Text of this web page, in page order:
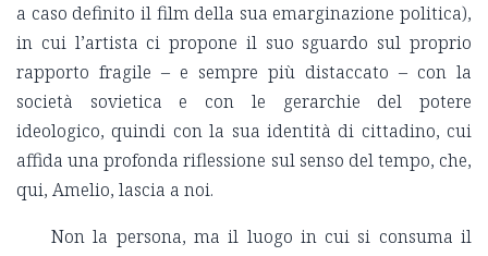
a caso definito il film della sua emarginazione politica),
in cui l’artista ci propone il suo sguardo sul proprio
rapporto fragile – e sempre più distaccato – con la
società sovietica e con le gerarchie del potere
ideologico, quindi con la sua identità di cittadino, cui
affida una profonda riflessione sul senso del tempo, che,
qui, Amelio, lascia a noi.
Non la persona, ma il luogo in cui si consuma il